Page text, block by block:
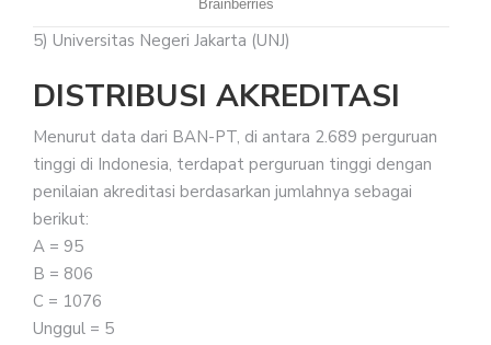
5) Universitas Negeri Jakarta (UNJ)
DISTRIBUSI AKREDITASI
Menurut data dari BAN-PT, di antara 2.689 perguruan
tinggi di Indonesia, terdapat perguruan tinggi dengan
penilaian akreditasi berdasarkan jumlahnya sebagai
berikut:
A = 95
B = 806
C = 1076
Unggul = 5